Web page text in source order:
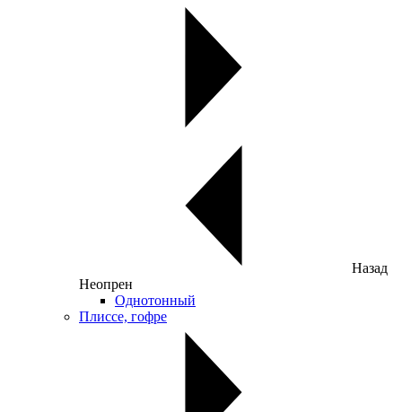
Назад
Неопрен
Однотонный
Плиссе, гофре